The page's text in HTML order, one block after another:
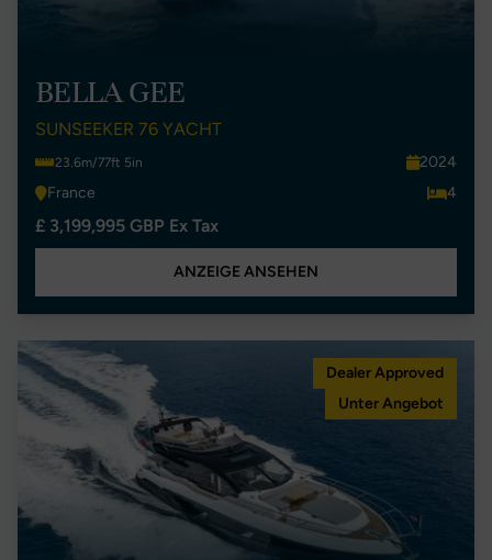
BELLA GEE
SUNSEEKER 76 YACHT
23.6m/77ft 5in
2024
France
4
£ 3,199,995 GBP Ex Tax
ANZEIGE ANSEHEN
Dealer Approved
Unter Angebot